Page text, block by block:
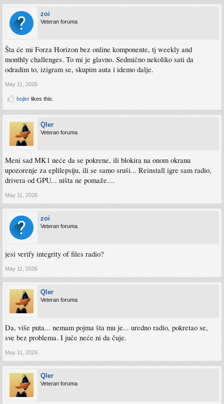
zoi
Veteran foruma
Šta će mi Forza Horizon bez online komponente, tj weekly and
monthly challenges. To mi je glavno. Sedmično nekoliko sati da
odradim to, izigram se, skupim auta i idemo dalje.
May 11, 2026
bojler likes this.
Qler
Veteran foruma
Meni sad MK1 neće da se pokrene, ili blokira na onom okranu
upozorenje za eplilepsiju, ili se samo sruši... Reinstall igre sam radio,
drivera od GPU... ništa ne pomaže....
May 11, 2026
zoi
Veteran foruma
jesi verify integrity of files radio?
May 11, 2026
Qler
Veteran foruma
Da, više puta... nemam pojma šta mu je... uredno radio, pokretao se,
sve bez problema. I juče neće ni da čuje.
May 11, 2026
Qler
Veteran foruma